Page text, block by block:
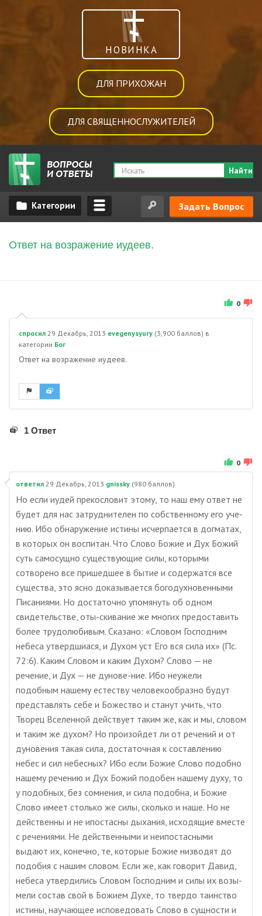
НОВИНКА
ДЛЯ ПРИХОЖАН
ДЛЯ СВЯЩЕННОСЛУЖИТЕЛЕЙ
Найти
Задать Вопрос
Ответ на возражение иудеев.
0
спросил 29 Декабрь, 2013 evegenysyury (3,900 баллов) в
категории Бог
Ответ на возражение иудеев.
1 Ответ
0
ответил 29 Декабрь, 2013 gnissky (980 баллов)
Но если иудей прекословит этому, то наш ему ответ не
будет для нас затруднителен по собственному его уче-
нию. Ибо обнаружение истины исчерпается в догматах,
в которых он воспитан. Что Слово Божие и Дух Божий
суть самосущно существующие силы, которыми
сотворено все пришедшее в бытие и содержатся все
существа, это ясно доказывается богодухновенными
Писаниями. Но достаточно упомянуть об одном
свидетельстве, оты-скивание же многих предоставить
более трудолюбивым. Сказано: «Словом Господним
небеса утвердшиася, и Духом уст Его вся сила их» (Пс.
72:6). Каким Словом и каким Духом? Слово — не
речение, и Дух — не дунове-ние. Ибо неужели
подобным нашему естеству человекообразно будут
представлять себе и Божество и станут учить, что
Творец Вселенной действует таким же, как и мы, словом
и таким же духом? Но произойдет ли от речений и от
дуновения такая сила, достаточная к составлению
небес и сил небесных? Ибо если Божие Слово подобно
нашему речению и Дух Божий подобен нашему духу, то
у подобных, без сомнения, и сила подобна, и Божие
Слово имеет столько же силы, сколько и наше. Но не
действенны и не ипостасны дыхания, исходящие вместе
с речениями. Не действенными и неипостасными
выдают их, конечно, те, которые Божие низводят до
подобия с нашим словом. Если же, как говорит Давид,
небеса утвердились Словом Господним и силы их возы-
мели состав свой в Божием Духе, то твердо таинство
истины, научающее исповедовать Слово в сущности и